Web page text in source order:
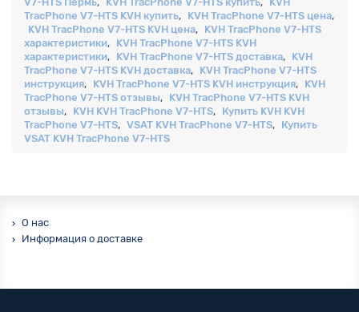
TracPhone V7-HTS KVH купить, KVH TracPhone V7-HTS цена,
KVH TracPhone V7-HTS KVH цена, KVH TracPhone V7-HTS
характеристики, KVH TracPhone V7-HTS KVH
характеристики, KVH TracPhone V7-HTS доставка, KVH
TracPhone V7-HTS KVH доставка, KVH TracPhone V7-HTS
инструкция, KVH TracPhone V7-HTS KVH инструкция, KVH
TracPhone V7-HTS отзывы, KVH TracPhone V7-HTS KVH
отзывы, KVH KVH TracPhone V7-HTS, Купить KVH KVH
TracPhone V7-HTS, VSAT KVH TracPhone V7-HTS, Купить
VSAT KVH TracPhone V7-HTS
О нас
Информация о доставке